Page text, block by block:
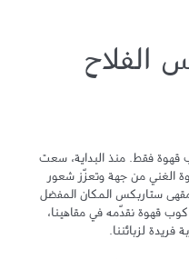
الفلاح
ستاربكس نحو التميز لتحتفي بتراث القهوة الغني من جهة وتعزّز شعور